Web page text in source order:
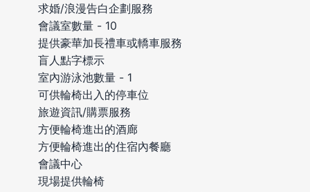
求婚/浪漫告白企劃服務
會議室數量 - 10
提供豪華加長禮車或轎車服務
盲人點字標示
室內游泳池數量 - 1
可供輪椅出入的停車位
旅遊資訊/購票服務
方便輪椅進出的酒廊
方便輪椅進出的住宿內餐廳
會議中心
現場提供輪椅